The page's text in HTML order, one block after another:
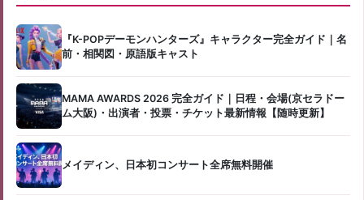
『K-POPデーモンハンターズ』キャラクター完全ガイド｜名
前・相関図・原語版キャスト
MAMA AWARDS 2026 完全ガイド｜日程・会場(京セラドー
ム大阪)・出演者・投票・チケット最新情報【随時更新】
メイディン、日本初コンサート全席無料開催